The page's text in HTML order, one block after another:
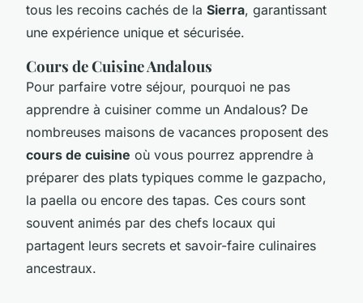
tous les recoins cachés de la Sierra, garantissant
une expérience unique et sécurisée.
Cours de Cuisine Andalous
Pour parfaire votre séjour, pourquoi ne pas
apprendre à cuisiner comme un Andalous? De
nombreuses maisons de vacances proposent des
cours de cuisine où vous pourrez apprendre à
préparer des plats typiques comme le gazpacho,
la paella ou encore des tapas. Ces cours sont
souvent animés par des chefs locaux qui
partagent leurs secrets et savoir-faire culinaires
ancestraux.